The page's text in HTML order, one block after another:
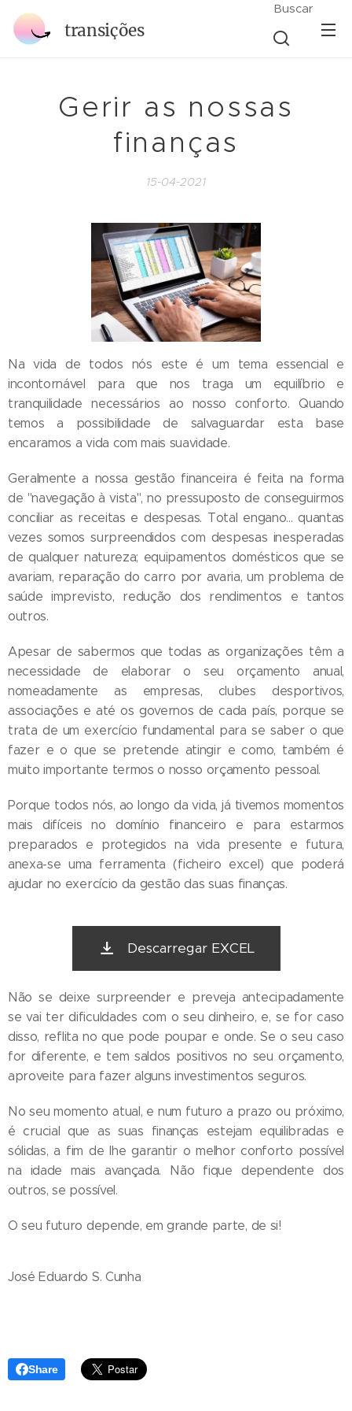
transições
Buscar
Gerir as nossas
finanças
15-04-2021
Na vida de todos nós este é um tema essencial e
incontornável para que nos traga um equilíbrio e
tranquilidade necessários ao nosso conforto. Quando
temos a possibilidade de salvaguardar esta base
encaramos a vida com mais suavidade.
Geralmente a nossa gestão financeira é feita na forma
de "navegação à vista", no pressuposto de conseguirmos
conciliar as receitas e despesas. Total engano... quantas
vezes somos surpreendidos com despesas inesperadas
de qualquer natureza; equipamentos domésticos que se
avariam, reparação do carro por avaria, um problema de
saúde imprevisto, redução dos rendimentos e tantos
outros.
Apesar de sabermos que todas as organizações têm a
necessidade de elaborar o seu orçamento anual,
nomeadamente as empresas, clubes desportivos,
associações e até os governos de cada país, porque se
trata de um exercício fundamental para se saber o que
fazer e o que se pretende atingir e como, também é
muito importante termos o nosso orçamento pessoal.
Porque todos nós, ao longo da vida, já tivemos momentos
mais difíceis no domínio financeiro e para estarmos
preparados e protegidos na vida presente e futura,
anexa-se uma ferramenta (ficheiro excel) que poderá
ajudar no exercício da gestão das suas finanças.
Descarregar EXCEL
Não se deixe surpreender e preveja antecipadamente
se vai ter dificuldades com o seu dinheiro, e, se for caso
disso, reflita no que pode poupar e onde. Se o seu caso
for diferente, e tem saldos positivos no seu orçamento,
aproveite para fazer alguns investimentos seguros.
No seu momento atual, e num futuro a prazo ou próximo,
é crucial que as suas finanças estejam equilibradas e
sólidas, a fim de lhe garantir o melhor conforto possível
na idade mais avançada. Não fique dependente dos
outros, se possível.
O seu futuro depende, em grande parte, de si!
José Eduardo S. Cunha
Share